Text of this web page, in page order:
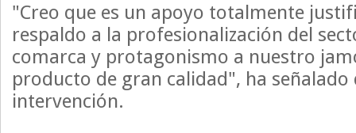
"Creo que es un apoyo totalmente
respaldo a la profesionalización del
comarca y protagonismo a nuestro
producto de gran calidad", ha señalado
intervención.